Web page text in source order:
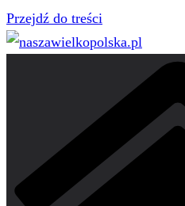
Przejdź do treści